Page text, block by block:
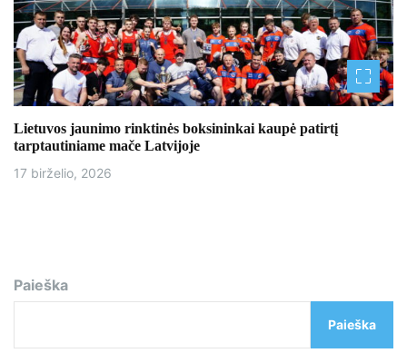
Lietuvos jaunimo rinktinės boksininkai kaupė patirtį
tarptautiniame mače Latvijoje
17 birželio, 2026
Paieška
Paieška